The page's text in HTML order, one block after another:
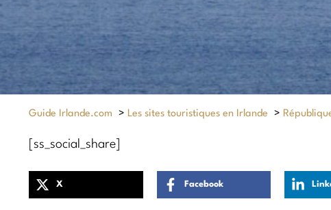
Guide Irlande.com > Les sites touristiques en Irlande >
[ss_social_share]
X Facebook